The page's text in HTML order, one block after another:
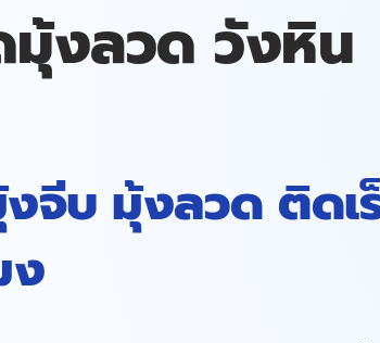
มุ้งลวด วังหิน
จีบ มุ้งลวด ติดเ
ง